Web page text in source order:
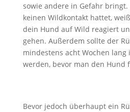
sowie andere in Gefahr bringt.
keinen Wildkontakt hattet,
dein Hund auf Wild reagiert
gehen. Außerdem sollte der
mindestens acht Wochen lang
werden, bevor man den Hund
Bevor jedoch überhaupt ein